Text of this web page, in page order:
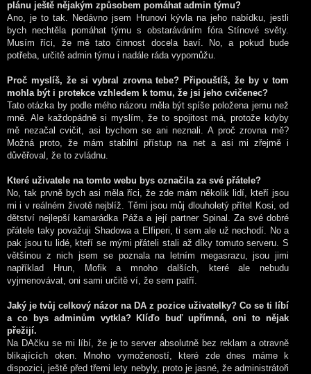
plánu ještě nějakým způsobem pomáhat admin týmu?
Ano, je to tak. Nedávno jsem Hrunovi kývla na jeho nabídku, jestli
bych nechtěla pomáhat týmu s obstaráváním fóra Stínové světy.
Musím říci, že mě tato činnost docela baví. No, a pokud bude
potřeba, určitě admin týmu i nadále ráda vypomůžu.
Proč myslíš, že si vybral zrovna tebe? Připouštíš, že by v tom
mohla být i protekce vzhledem k tomu, že jsi jeho cvičenec?
Tato otázka by podle mého názoru měla být spíše položena jemu než
mně. Ale každopádně si myslím, že to spojitost má, protože kdyby
mě nezačal cvičit, asi bychom se ani neznali. A proč zrovna mě?
Možná proto, že mám stabilní přístup na net a asi mi zřejmě i
důvěřoval, že to zvládnu.
Které uživatele na tomto webu bys označila za své přátele?
No, tak prvně bych asi měla říci, že zde mám několik lidí, kteří jsou
mi i v reálném životě nejblíž. Těmi jsou můj dlouholetý přítel Kosi, od
dětství nejlepší kamarádka Páža a její partner Spinal. Za své dobré
přátele taky považuji Shadowa a Elfiperi, ti sem ale už nechodí. No a
pak jsou tu lidé, kteří se mými přáteli stali až díky tomuto serveru. S
většinou z nich jsem se poznala na letním megasrazu, jsou jimi
například Hrun, Mofik a mnoho dalších, které ale nebudu
vyjmenovávat, oni sami určitě ví, že sem patří.
Jaký je tvůj celkový názor na DA z pozice uživatelky? Co se ti líbí
a co bys adminům vytkla? Klíďo buď upřímná, oni to nějak
přežijí.
Na DAčku se mi líbí, že je to server absolutně bez reklam a otravně
blikajících oken. Mnoho vymožeností, které zde dnes máme k
dispozici, ještě před třemi lety nebyly, proto je jasné, že administrátoři